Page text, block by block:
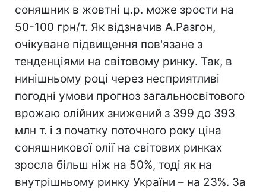
соняшник в жовтні ц.р. може зрости на
50-100 грн/т. Як відзначив А.Разгон,
очікуване підвищення пов'язане з
тенденціями на світовому ринку. Так, в
нинішньому році через несприятливі
погодні умови прогноз загальносвітового
врожаю олійних знижений з 399 до 393
млн т. і з початку поточного року ціна
соняшникової олії на світових ринках
зросла більш ніж на 50%, тоді як на
внутрішньому ринку України – на 23%. За